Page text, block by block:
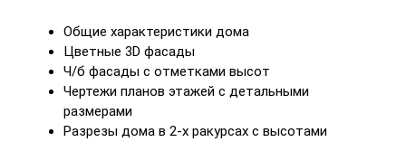
Общие характеристики дома
Цветные 3D фасады
Ч/б фасады с отметками высот
Чертежи планов этажей с детальными
размерами
Разрезы дома в 2-х ракурсах с высотами